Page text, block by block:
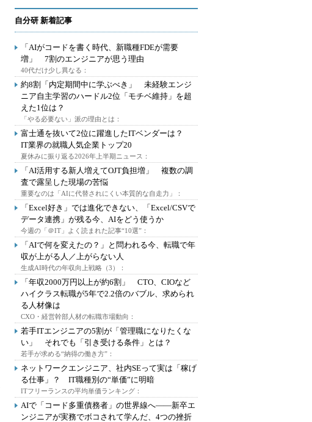
自分研 新着記事
「AIがコードを書く時代、新職種FDEが需要
増」 7割のエンジニアが思う理由
40代だけ少し異なる：
約8割「内定期間中に学ぶべき」 未経験エンジ
ニア自主学習のハードル2位「モチベ維持」を超
えた1位は？
「やる必要ない」派の理由とは：
富士通を抜いて2位に躍進したITベンダーは？
IT業界の就職人気企業トップ20
夏休みに振り返る2026年上半期ニュース：
「AI活用する新人増えてOJT負担増」 複数の調
査で露呈した現場の苦悩
重要なのは「AIに代替されにくい本質的な自走力」：
「Excel好き」では進化できない、「Excel/CSVで
データ連携」が残る今、AIをどう使うか
今週の「＠IT」よく読まれた記事“10選”：
「AIで何を変えたの？」と問われる今、転職で年
収が上がる人／上がらない人
生成AI時代の年収向上戦略（3）：
「年収2000万円以上が約6割」 CTO、CIOなど
ハイクラス転職が5年で2.2倍のバブル、求められ
る人材像は
CXO・経営幹部人材の転職市場動向：
若手ITエンジニアの5割が「管理職になりたくな
い」 それでも「引き受ける条件」とは？
若手が求める“納得の働き方”：
ネットワークエンジニア、社内SEって実は「稼げ
る仕事」？ IT職種別の“単価”に明暗
ITフリーランスの平均単価ランキング：
AIで「コード多重債務者」の世界線へ――新卒エ
ンジニアが実務でボコされて学んだ、4つの挫折